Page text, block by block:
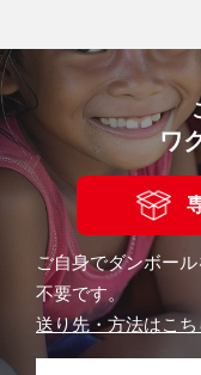
ワ
ご自身でダンボー
不要です。
送り先・方法はこち